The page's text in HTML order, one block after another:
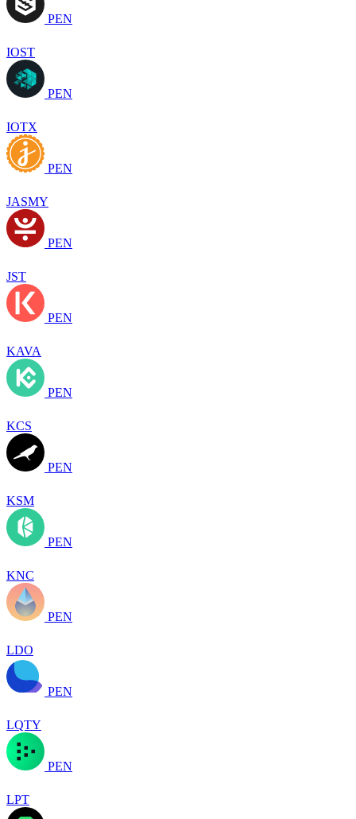
PEN
IOST
PEN
IOTX
PEN
JASMY
PEN
JST
PEN
KAVA
PEN
KCS
PEN
KSM
PEN
KNC
PEN
LDO
PEN
LQTY
PEN
LPT